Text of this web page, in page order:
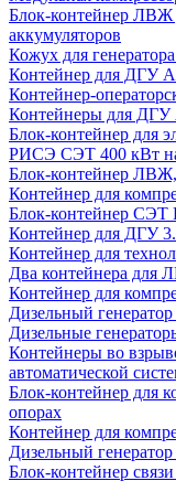
Блок-контейнер ЛВЖ
аккумуляторов
Кожух для
Контейнер для ДГУ
Контейнер-
Контейнеры для ДГУ
Блок-контейнер для
РИСЭ СЭТ 400 кВт
Блок-контейнер
Контейнер для
Блок-контейнер
Контейнер для ДГУ
Контейнер для
Два контейнера для
Контейнер для
Дизельный
Дизельные
Контейнеры во
автоматической
Блок-контейнер для
опорах
Контейнер для
Дизельный
Блок-контейнер